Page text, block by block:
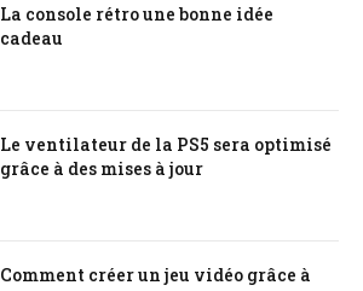
La console rétro une bonne idée
cadeau
Le ventilateur de la PS5 sera optimisé
grâce à des mises à jour
Comment créer un jeu vidéo grâce à